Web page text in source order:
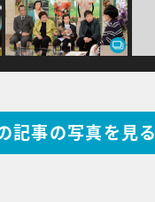
記事の写真を見る